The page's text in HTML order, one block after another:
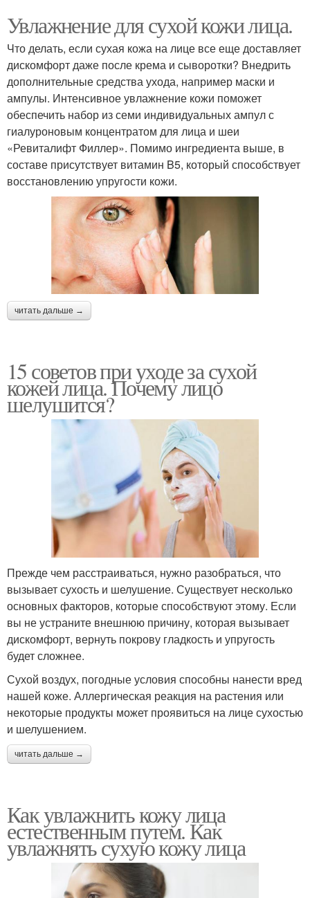
Увлажнение для сухой кожи лица.
Что делать, если сухая кожа на лице все еще доставляет
дискомфорт даже после крема и сыворотки? Внедрить
дополнительные средства ухода, например маски и
ампулы. Интенсивное увлажнение кожи поможет
обеспечить набор из семи индивидуальных ампул с
гиалуроновым концентратом для лица и шеи
«Ревиталифт Филлер». Помимо ингредиента выше, в
составе присутствует витамин B5, который способствует
восстановлению упругости кожи.
читать дальше →
15 советов при уходе за сухой
кожей лица. Почему лицо
шелушится?
Прежде чем расстраиваться, нужно разобраться, что
вызывает сухость и шелушение. Существует несколько
основных факторов, которые способствуют этому. Если
вы не устраните внешнюю причину, которая вызывает
дискомфорт, вернуть покрову гладкость и упругость
будет сложнее.
Сухой воздух, погодные условия способны нанести вред
нашей коже. Аллергическая реакция на растения или
некоторые продукты может проявиться на лице сухостью
и шелушением.
читать дальше →
Как увлажнить кожу лица
естественным путем. Как
увлажнять сухую кожу лица